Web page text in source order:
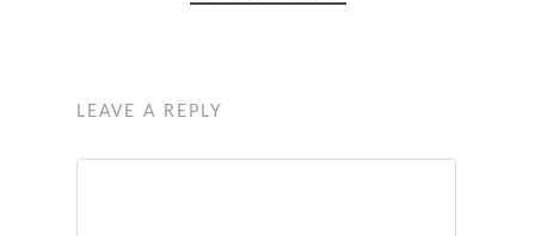
LEAVE A REPLY